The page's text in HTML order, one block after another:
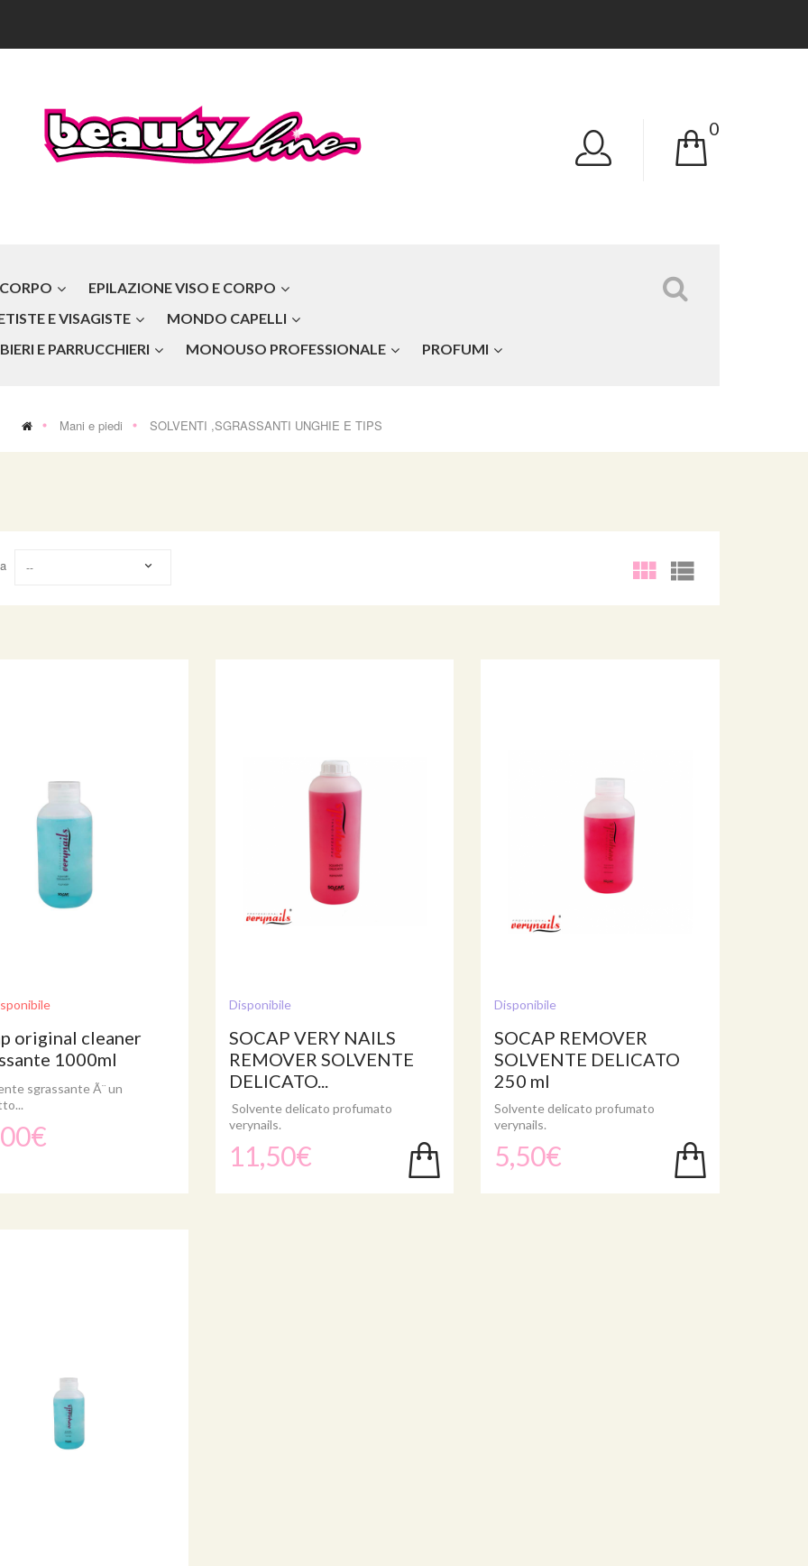
0
EPILAZIONE VISO E CORPO
E VISAGISTE
MONDO CAPELLI
E PARRUCCHIERI
MONOUSO PROFESSIONALE PROFUMI
Mani e piedi SOLVENTI ,SGRASSANTI UNGHIE E TIPS
--
original cleaner
1000ml
sgrassante Ã¨ un
Disponibile
SOCAP VERY NAILS
REMOVER SOLVENTE
DELICATO...
Solvente delicato profumato
verynails.
11,50€
Disponibile
SOCAP REMOVER
SOLVENTE DELICATO
250 ml
Solvente delicato profumato
verynails.
5,50€